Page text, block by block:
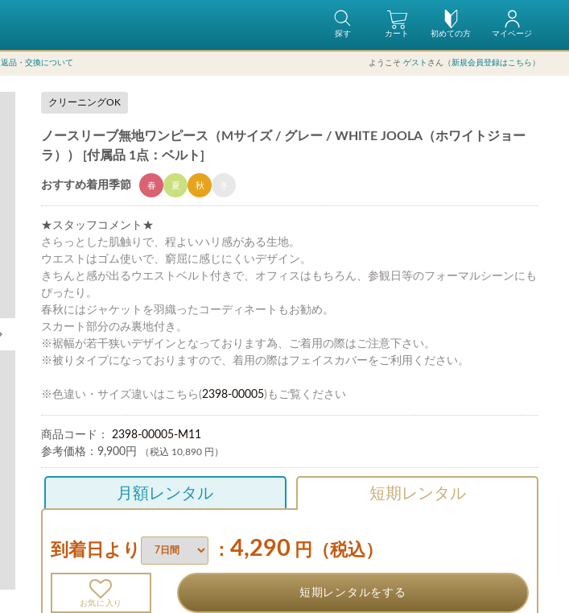
初めての方
カート マイページ
探す
返品・交換について ようこそ ゲスト さん（新規会員登録はこちら ）
クリーニングOK
ノースリーブ無地ワンピース（Mサイズ / グレー / WHITE JOOLA（ホワイトジョー
ラ）） [付属品 1点：ベルト]
おすすめ着用季節 春 夏 秋
★スタッフコメント★
さらっとした肌触りで、程よいハリ感がある生地。
ウエストはゴム使いで、窮屈に感じにくいデザイン。
きちんと感が出るウエストベルト付きで、オフィスはもちろん、参観日等のフォーマルシーンにも
ぴったり。
春秋にはジャケットを羽織ったコーディネートもお勧め。
スカート部分のみ裏地付き。
※裾幅が若干狭いデザインとなっております為、ご着用の際はご注意下さい。
※被りタイプになっておりますので、着用の際はフェイスカバーをご利用ください。
※色違い・サイズ違いはこちら(2398-00005)もご覧ください
商品コード： 2398-00005-M11
参考価格： 9,900円 （税込 10,890 円）
月額レンタル 短期レンタル
到着日より ： 4,290 円（税込）
お気に入り
短期レンタルをする